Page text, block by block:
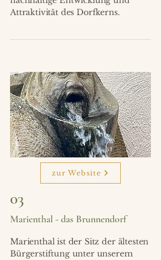
Attraktivität des Dorfkerns.
zur Website
03
Marienthal - das Brunnendorf
Marienthal ist der Sitz der ältesten
Bürgerstiftung unter unserem